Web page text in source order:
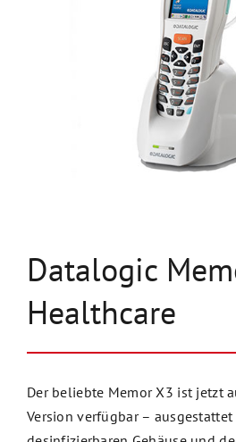
Datalogic
Healthcare
Der beliebte Memor X3 ist jetzt
Version verfügbar –